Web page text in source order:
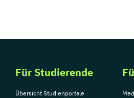
Für Studierende
Übersicht Studienportale